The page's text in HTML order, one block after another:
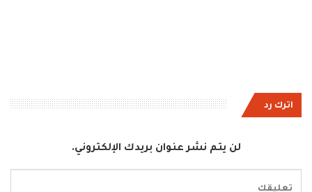
اترك رد
لن يتم نشر عنوان بريدك الإلكتروني.